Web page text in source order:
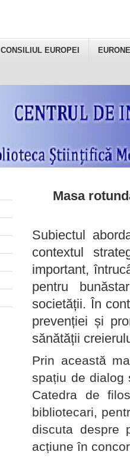
CONSILIUL EUROPEI
Masa
Subiectul
contextul
important,
pentru
societății. În
prevenției și
sănătății
Prin această
spațiu de dialog
Catedra de
bibliotecari,
discuta despre
acțiune în